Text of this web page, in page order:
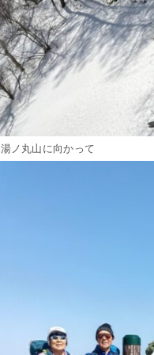
湯ノ丸山に向かって